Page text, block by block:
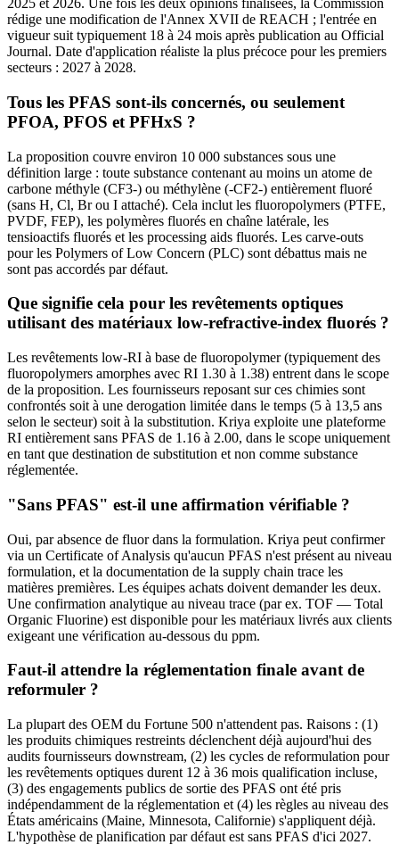
2025 et 2026. Une fois les deux opinions finalisées, la Commission
rédige une modification de l'Annex XVII de REACH ; l'entrée en
vigueur suit typiquement 18 à 24 mois après publication au Official
Journal. Date d'application réaliste la plus précoce pour les premiers
secteurs : 2027 à 2028.
Tous les PFAS sont-ils concernés, ou seulement
PFOA, PFOS et PFHxS ?
La proposition couvre environ 10 000 substances sous une
définition large : toute substance contenant au moins un atome de
carbone méthyle (CF3-) ou méthylène (-CF2-) entièrement fluoré
(sans H, Cl, Br ou I attaché). Cela inclut les fluoropolymers (PTFE,
PVDF, FEP), les polymères fluorés en chaîne latérale, les
tensioactifs fluorés et les processing aids fluorés. Les carve-outs
pour les Polymers of Low Concern (PLC) sont débattus mais ne
sont pas accordés par défaut.
Que signifie cela pour les revêtements optiques
utilisant des matériaux low-refractive-index fluorés ?
Les revêtements low-RI à base de fluoropolymer (typiquement des
fluoropolymers amorphes avec RI 1.30 à 1.38) entrent dans le scope
de la proposition. Les fournisseurs reposant sur ces chimies sont
confrontés soit à une derogation limitée dans le temps (5 à 13,5 ans
selon le secteur) soit à la substitution. Kriya exploite une plateforme
RI entièrement sans PFAS de 1.16 à 2.00, dans le scope uniquement
en tant que destination de substitution et non comme substance
réglementée.
"Sans PFAS" est-il une affirmation vérifiable ?
Oui, par absence de fluor dans la formulation. Kriya peut confirmer
via un Certificate of Analysis qu'aucun PFAS n'est présent au niveau
formulation, et la documentation de la supply chain trace les
matières premières. Les équipes achats doivent demander les deux.
Une confirmation analytique au niveau trace (par ex. TOF — Total
Organic Fluorine) est disponible pour les matériaux livrés aux clients
exigeant une vérification au-dessous du ppm.
Faut-il attendre la réglementation finale avant de
reformuler ?
La plupart des OEM du Fortune 500 n'attendent pas. Raisons : (1)
les produits chimiques restreints déclenchent déjà aujourd'hui des
audits fournisseurs downstream, (2) les cycles de reformulation pour
les revêtements optiques durent 12 à 36 mois qualification incluse,
(3) des engagements publics de sortie des PFAS ont été pris
indépendamment de la réglementation et (4) les règles au niveau des
États américains (Maine, Minnesota, Californie) s'appliquent déjà.
L'hypothèse de planification par défaut est sans PFAS d'ici 2027.